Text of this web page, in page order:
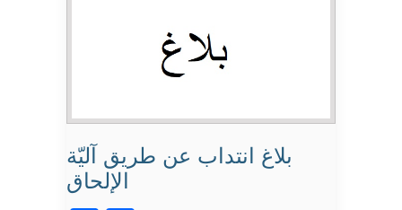
بلاغ انتداب عن طريق آليّة
الإلحاق